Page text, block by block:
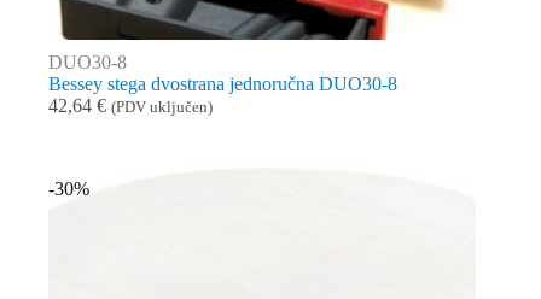
DUO30-8
Bessey stega dvostrana jednoručna DUO30-8
42,64 € (PDV uključen)
-30%